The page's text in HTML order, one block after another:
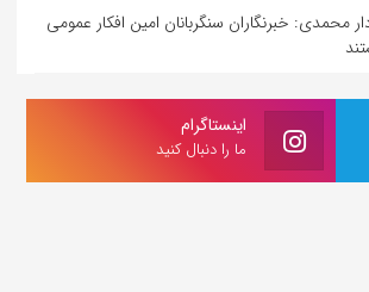
محمدی: خبرنگاران سنگربانان امین افکار عمومی
اینستاگرام
ما را دنبال کنید